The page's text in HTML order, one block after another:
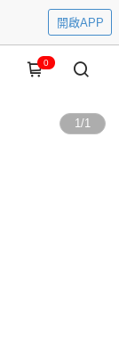
開啟APP
0
1/1